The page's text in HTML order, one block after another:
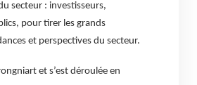
secteur : investisseurs,
pour tirer les grands
et perspectives du secteur.
et s’est déroulée en